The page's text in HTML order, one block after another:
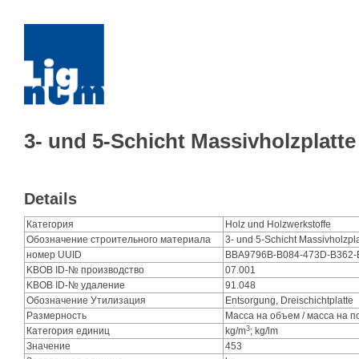
3- und 5-Schicht Massivholzplatte
Details
Категория
Holz und Holzwerkstoffe
Обозначение строительного материала
3- und 5-Schicht
номер UUID
BBA9796B-B084-473D-
KBOB ID-№ производство
07.001
KBOB ID-№ удаление
91.048
Обозначение Утилизация
Entsorgung, Dreischichtplatte
Размерность
Масса на объем / масса на
Категория единиц
kg/m3; kg/lm
Значение
453